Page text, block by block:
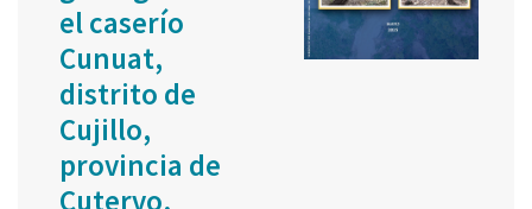
el caserío
Cunuat,
distrito de
Cujillo,
provincia de
Cutervo,